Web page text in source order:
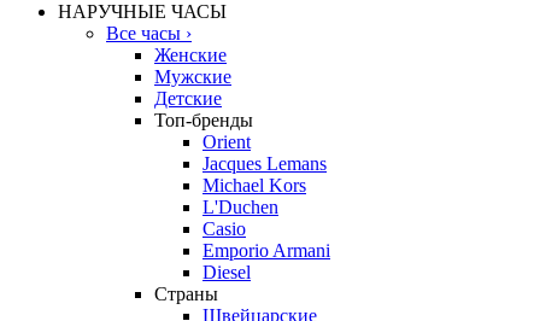
НАРУЧНЫЕ ЧАСЫ
Все часы ›
Женские
Мужские
Детские
Топ-бренды
Orient
Jacques Lemans
Michael Kors
L'Duchen
Casio
Emporio Armani
Diesel
Страны
Швейцарские